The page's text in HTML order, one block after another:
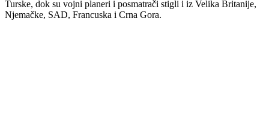
Turske, dok su vojni planeri i posmatrači stigli i iz Velika Britanije,
Njemačke, SAD, Francuska i Crna Gora.